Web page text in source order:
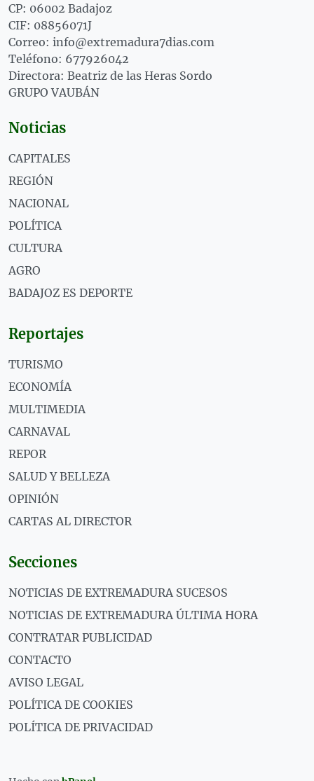
CP: 06002 Badajoz
CIF: 08856071J
Correo: info@extremadura7dias.com
Teléfono: 677926042
Directora: Beatriz de las Heras Sordo
GRUPO VAUBÁN
Noticias
CAPITALES
REGIÓN
NACIONAL
POLÍTICA
CULTURA
AGRO
BADAJOZ ES DEPORTE
Reportajes
TURISMO
ECONOMÍA
MULTIMEDIA
CARNAVAL
REPOR
SALUD Y BELLEZA
OPINIÓN
CARTAS AL DIRECTOR
Secciones
NOTICIAS DE EXTREMADURA SUCESOS
NOTICIAS DE EXTREMADURA ÚLTIMA HORA
CONTRATAR PUBLICIDAD
CONTACTO
AVISO LEGAL
POLÍTICA DE COOKIES
POLÍTICA DE PRIVACIDAD